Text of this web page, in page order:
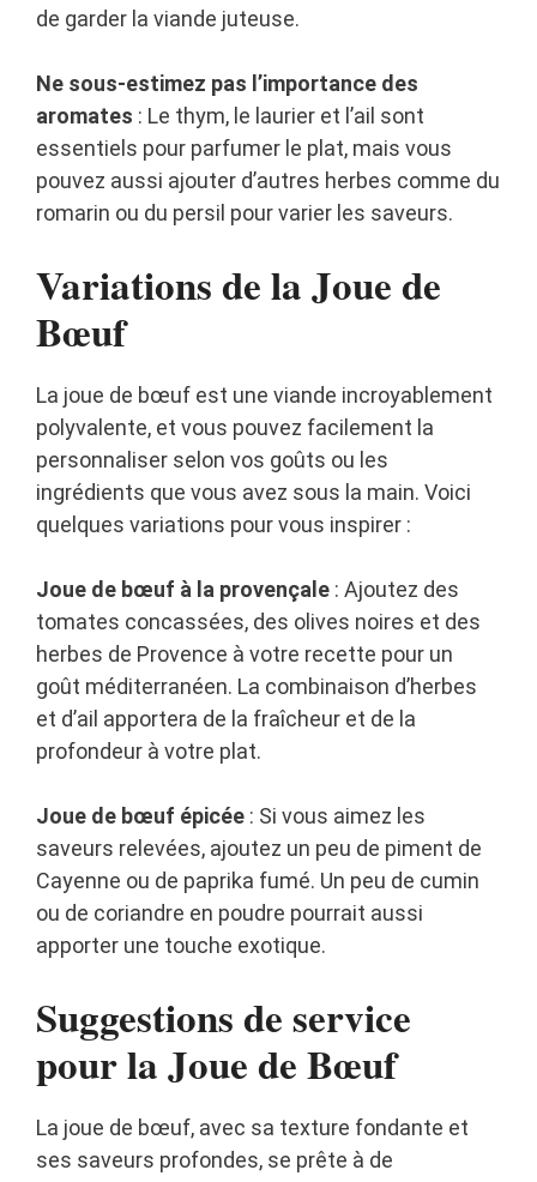
de garder la viande juteuse.
Ne sous-estimez pas l’importance des
aromates : Le thym, le laurier et l’ail sont
essentiels pour parfumer le plat, mais vous
pouvez aussi ajouter d’autres herbes comme du
romarin ou du persil pour varier les saveurs.
Variations de la Joue de
Bœuf
La joue de bœuf est une viande incroyablement
polyvalente, et vous pouvez facilement la
personnaliser selon vos goûts ou les
ingrédients que vous avez sous la main. Voici
quelques variations pour vous inspirer :
Joue de bœuf à la provençale : Ajoutez des
tomates concassées, des olives noires et des
herbes de Provence à votre recette pour un
goût méditerranéen. La combinaison d’herbes
et d’ail apportera de la fraîcheur et de la
profondeur à votre plat.
Joue de bœuf épicée : Si vous aimez les
saveurs relevées, ajoutez un peu de piment de
Cayenne ou de paprika fumé. Un peu de cumin
ou de coriandre en poudre pourrait aussi
apporter une touche exotique.
Suggestions de service
pour la Joue de Bœuf
La joue de bœuf, avec sa texture fondante et
ses saveurs profondes, se prête à de